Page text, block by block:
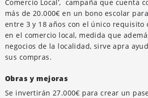
Comercio Local’, campaña que cuenta
más de 20.000€ en un bono escolar
entre 3 y 18 años con el único requisito
en el comercio local, medida que
negocios de la localidad, sirve apra
sus compras.
Obras y mejoras
Se invertirán 27.000€ para crear un